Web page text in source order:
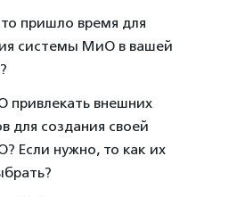
пришло время для
системы МиО в вашей
привлекать внешних
для создания своей
Если нужно, то как их